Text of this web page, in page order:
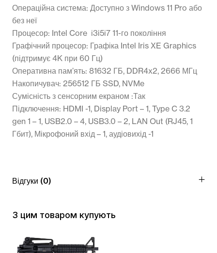
Операційна система: Доступно з Windows 11 Pro або
без неї
Процесор: Intel Core і3i5і7 11-го покоління
Графічний процесор: Графіка Intel Iris XE Graphics
(підтримує 4K при 60 Гц)
Оперативна пам’ять: 81632 ГБ, DDR4x2, 2666 МГц
Накопичувач: 256512 ГБ SSD, NVMe
Сумісність з сенсорним екраном :Так
Підключення: HDMI -1, Display Port – 1, Type C 3.2
gen 1 – 1, USB2.0 – 4, USB3.0 – 2, LAN Out (RJ45, 1
Гбит), Мікрофоний вхід – 1, аудіовихід -1
Відгуки (0)
З цим товаром купують